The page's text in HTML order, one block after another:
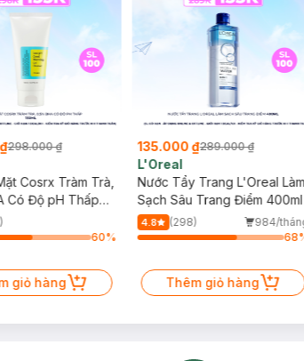
298.000 ₫
Cosrx Tràm Trà,
Có Độ pH Thấp
60%
giỏ hàng
135.000 ₫289.000 ₫
L'Oreal
Nước Tẩy Trang L'Oreal Làm
Sạch Sâu Trang Điểm 400ml
4.8 (298)
984/
68
Thêm giỏ hàng